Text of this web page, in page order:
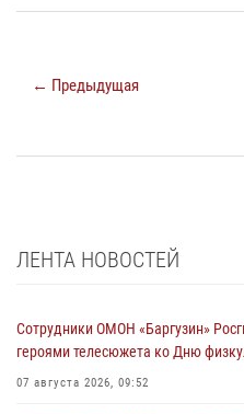
← Предыдущая
ЛЕНТА НОВОСТЕЙ
Сотрудники ОМОН «Баргузин»
героями телесюжета ко Дню
07 августа 2026, 09:52